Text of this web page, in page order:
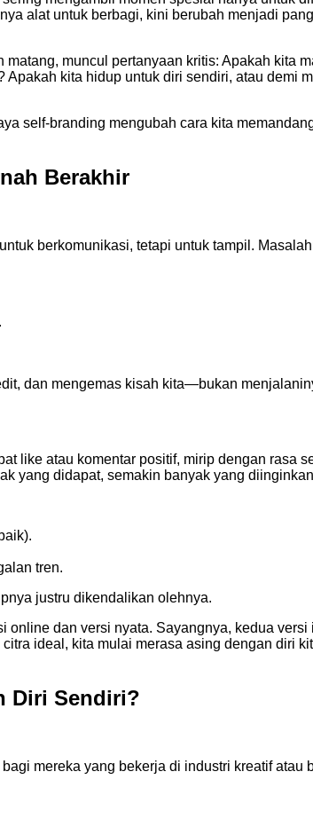
alat untuk berbagi, kini berubah menjadi
muncul pertanyaan kritis: Apakah kita
kita hidup untuk diri sendiri, atau demi
self-branding mengubah cara kita
Berakhir
berkomunikasi, tetapi untuk tampil.
dan mengemas kisah kita—bukan
like atau komentar positif, mirip dengan rasa
yang didapat, semakin banyak yang
tren.
justru dikendalikan olehnya.
dan versi nyata. Sayangnya, kedua
ideal, kita mulai merasa asing dengan diri
Diri Sendiri?
mereka yang bekerja di industri kreatif atau